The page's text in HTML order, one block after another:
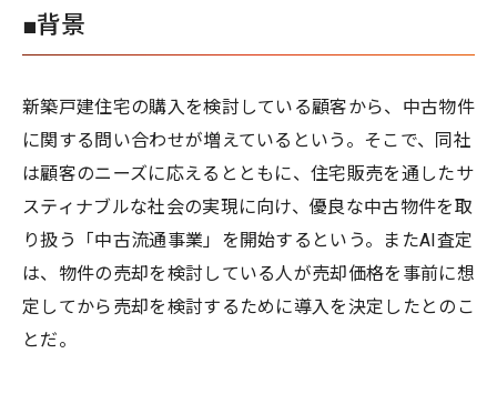
■背景
新築戸建住宅の購入を検討している顧客から、中古物件
に関する問い合わせが増えているという。そこで、同社
は顧客のニーズに応えるとともに、住宅販売を通したサ
スティナブルな社会の実現に向け、優良な中古物件を取
り扱う「中古流通事業」を開始するという。またAI査定
は、物件の売却を検討している人が売却価格を事前に想
定してから売却を検討するために導入を決定したとのこ
とだ。